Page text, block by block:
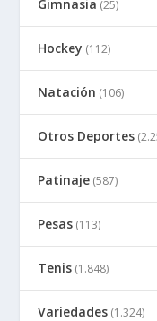
Gimnasia (25)
Hockey (112)
Natación (106)
Otros Deportes
Patinaje (587)
Pesas (113)
Tenis (1.848)
Variedades (1.324)